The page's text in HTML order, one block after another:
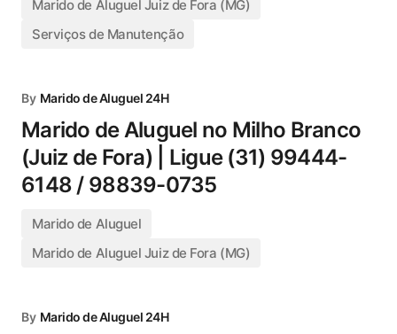
Marido de Aluguel Juiz de Fora (MG)
Serviços de Manutenção
By Marido de Aluguel 24H
Marido de Aluguel no Milho Branco
(Juiz de Fora) | Ligue (31) 99444-
6148 / 98839-0735
Marido de Aluguel
Marido de Aluguel Juiz de Fora (MG)
By Marido de Aluguel 24H